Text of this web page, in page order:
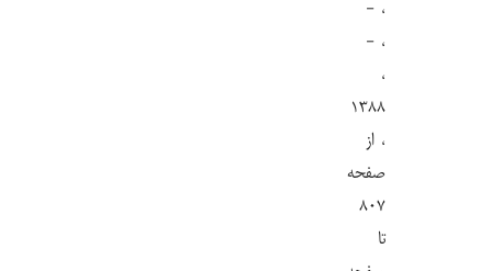
، -
، -
،
۱۳۸۸
، از
صفحه
۸۰۷
تا